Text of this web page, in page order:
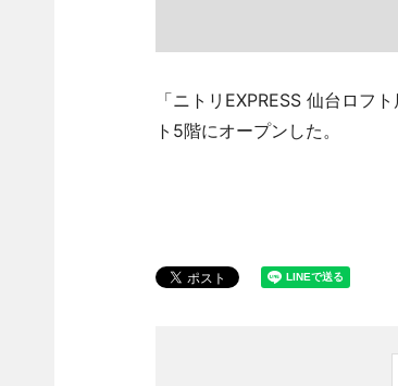
「ニトリEXPRESS 仙台ロフ
ト5階にオープンした。